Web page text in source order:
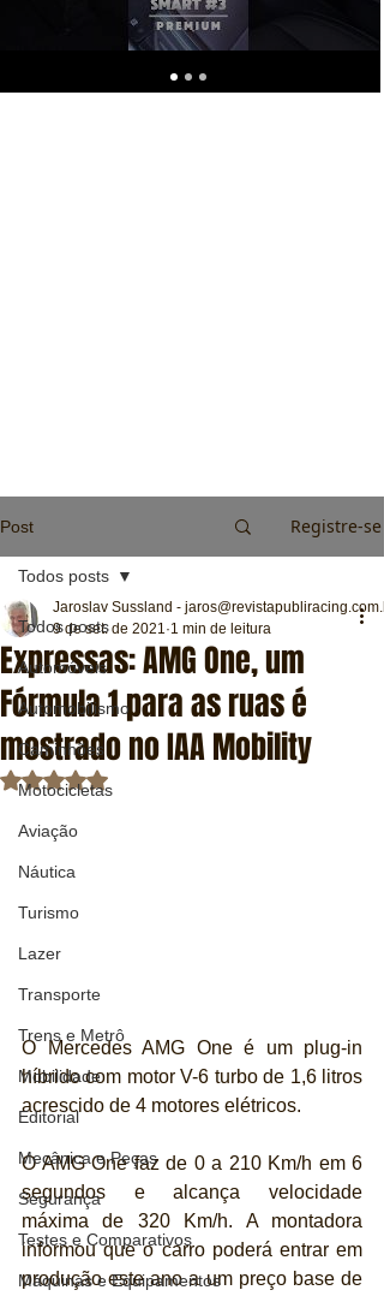
Post Registre-se
Todos posts
Automóveis
Automobilismo
Caminhões
Motocicletas
Aviação
Náutica
Turismo
Lazer
Transporte
Trens e Metrô
Mobilidade
Editorial
Mecânica e Peças
Segurança
Testes e Comparativos
Máquinas e Equipamentos
Todos posts
Expressas: AMG One, um
Fórmula 1 para as ruas é
mostrado no IAA Mobility
Jaroslav Sussland -
9 de set. de 2021 1 min de leitura
Avaliado com NaN de 5 estrelas.
O Mercedes AMG One é um plug-in
híbrido com motor V-6 turbo de 1,6 litros
acrescido de 4 motores elétricos.
O AMG One faz de 0 a 210 Km/h em 6
segundos e alcança velocidade
máxima de 320 Km/h. A montadora
informou que o carro poderá entrar em
produção este ano a um preço base de